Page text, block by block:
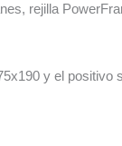
rejilla
y el positivo